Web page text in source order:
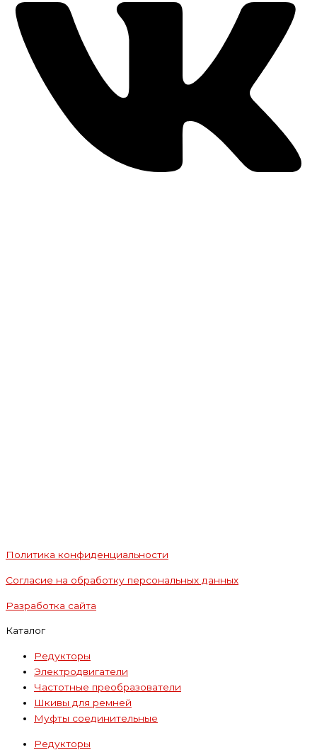
Политика конфиденциальности
Согласие на обработку персональных данных
Разработка сайта
Каталог
Редукторы
Электродвигатели
Частотные преобразователи
Шкивы для ремней
Муфты соединительные
Редукторы